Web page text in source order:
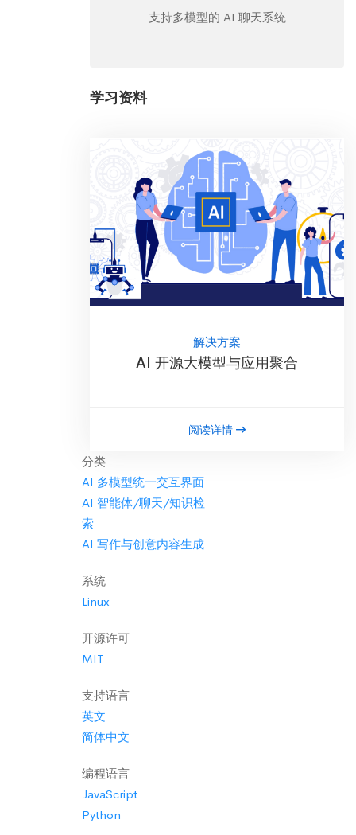
支持多模型的 AI 聊天系统
学习资料
解决方案
AI 开源大模型与应用聚合
阅读详情
分类
AI 多模型统一交互界面
AI 智能体/聊天/知识检
索
AI 写作与创意内容生成
系统
Linux
开源许可
MIT
支持语言
英文
简体中文
编程语言
JavaScript
Python